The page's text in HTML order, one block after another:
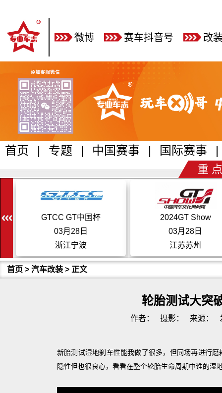
微博 赛车抖音号 改
首页 | 专题 | 中国赛事 | 国际赛事 |
重
GTCC GT中国杯
03月28日
浙江宁波
2024GT Show
03月28日
江苏苏州
首页 > 汽车改装 > 正文
轮胎测试大突
作者： 摄影： 来源：
新胎测试湿地刹车性能我做了很多，但同场再进行
隐性但也很良心，看看在整个轮胎生命周期中谁的湿